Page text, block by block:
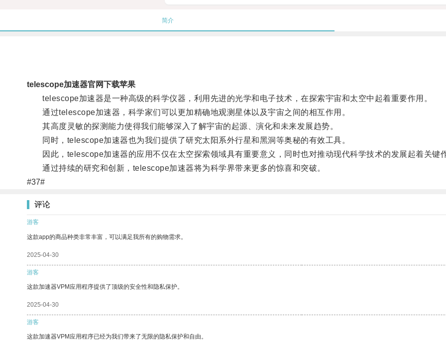
简介
telescope加速器官网下载苹果
telescope加速器是一种高级的科学仪器，利用先进的光学和电子技术，在探索宇宙和太空中起着重要作用。
通过telescope加速器，科学家们可以更加精确地观测星体以及宇宙之间的相互作用。
其高度灵敏的探测能力使得我们能够深入了解宇宙的起源、演化和未来发展趋势。
同时，telescope加速器也为我们提供了研究太阳系外行星和黑洞等奥秘的有效工具。
因此，telescope加速器的应用不仅在太空探索领域具有重要意义，同时也对推动现代科学技术的发展起着关键作
通过持续的研究和创新，telescope加速器将为科学界带来更多的惊喜和突破。
#37#
评论
游客
这款app的商品种类非常丰富，可以满足我所有的购物需求。
2025-04-30
游客
这款加速器VPM应用程序提供了顶级的安全性和隐私保护。
2025-04-30
游客
这款加速器VPM应用程序已经为我们带来了无限的隐私保护和自由。